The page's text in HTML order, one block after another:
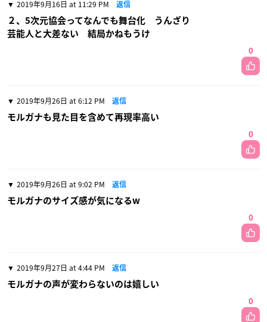
2019年9月16日 at 11:29 PM 返信
２、5次元協会ってなんでも舞台化 うんざり
芸能人と大差ない 結局かねもうけ
0
2019年9月26日 at 6:12 PM 返信
モルガナも見た目を含めて再現率高い
0
2019年9月26日 at 9:02 PM 返信
モルガナのサイズ感が気になるw
0
2019年9月27日 at 4:44 PM 返信
モルガナの声が変わらないのは嬉しい
0